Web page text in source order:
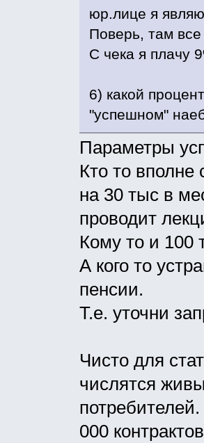
юр.лице я
Поверь, там
С чека я плачу
6) какой
"успешном"
Параметры
Кто то
на 30 тыс в
проводит
Кому то и 100
А кого то
пенсии.
Т.е. уточни
Чисто для
числятся
000